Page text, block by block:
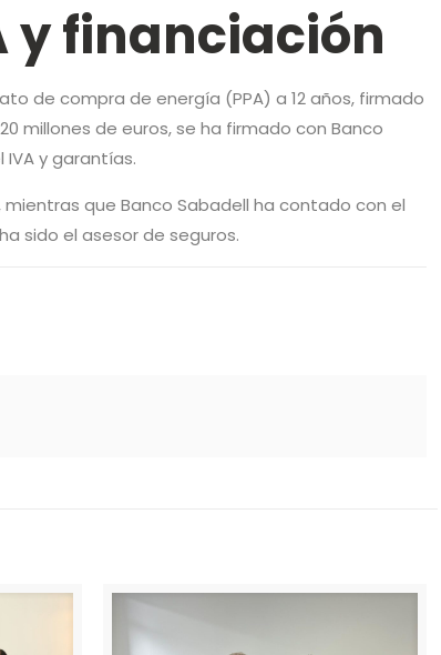
y financiación
de compra de energía (PPA) a 12 años, firmado
millones de euros, se ha firmado con Banco
y garantías.
que Banco Sabadell ha contado con el
sido el asesor de seguros.